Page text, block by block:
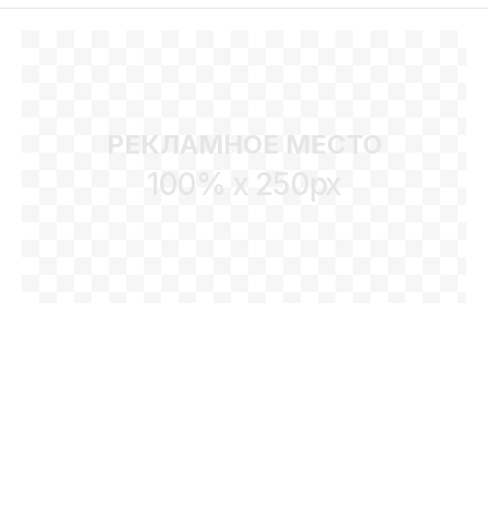
РЕКЛАМНОЕ МЕСТО
100% x 250px